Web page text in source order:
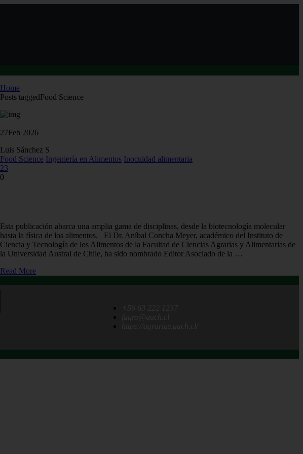
Home
Posts taggedFood Science
27Feb 2026
Luis Sánchez S
Food Science Ingeniería en Alimentos Inocuidad alimentaria
23
0
Esta publicación abarca una amplia gama de disciplinas, desde la biotecnología molecular
hasta la física de los alimentos. El Dr. Aníbal Concha Meyer, académico del Instituto de
Ciencia y Tecnología de los Alimentos de la Facultad de Ciencias Agrarias y Alimentarias de
la Universidad Austral de Chile, ha sido nombrado Editor Asociado de la …
Read More